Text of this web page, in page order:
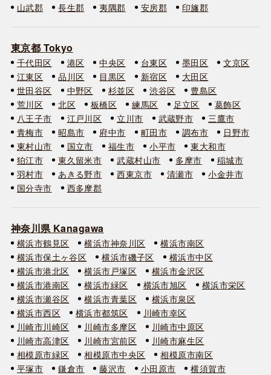
山武郡
長生郡 夷隅郡 安房郡 印旛郡
東京都 Tokyo
千代田区 港区 中央区 台東区 墨田区
文京区
江東区
品川区 目黒区 新宿区
大田区
世田谷区
中野区 杉並区 渋谷区
豊島区
荒川区
北区 板橋区 練馬区 足立区
葛飾区
八王子市
江戸川区 立川市 武蔵野市
三鷹市
青梅市
昭島市 府中市 町田市 調布市
日野市
東村山市
国立市 福生市 小平市
東大和市
狛江市
東久留米市 武蔵村山市 多摩市
稲城市
羽村市
あきる野市 西東京市 清瀬市
小金井市
国分寺市
西多摩郡
神奈川県 Kanagawa
横浜市鶴見区 横浜市神奈川区
横浜市南区
横浜市保土ヶ谷区
横浜市磯子区
横浜市中区
横浜市港北区
横浜市戸塚区
横浜市金沢区
横浜市港南区
横浜市緑区 横浜市旭区
横浜市栄区
横浜市瀬谷区
横浜市青葉区
横浜市泉区
横浜市西区
横浜市都筑区
川崎市幸区
川崎市川崎区
川崎市多摩区
川崎市中原区
川崎市高津区
川崎市宮前区
川崎市麻生区
相模原市緑区
相模原市中央区
相模原市南区
平塚市
鎌倉市 藤沢市 小田原市
横須賀市